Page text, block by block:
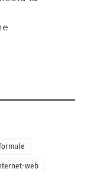
web